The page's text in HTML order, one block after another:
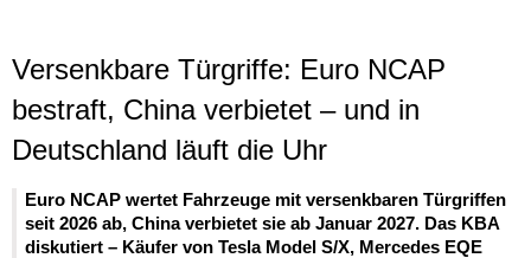
Versenkbare Türgriffe: Euro NCAP
bestraft, China verbietet – und in
Deutschland läuft die Uhr
Euro NCAP wertet Fahrzeuge mit versenkbaren Türgriffen
seit 2026 ab, China verbietet sie ab Januar 2027. Das KBA
diskutiert – Käufer von Tesla Model S/X, Mercedes EQE